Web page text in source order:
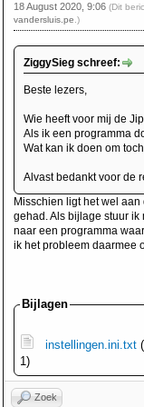
18 August 2020, 9:06 (Dit
vandersluis.pe .)
ZiggySieg schreef:
Beste lezers,
Wie heeft voor mij de
Als ik een programma
Wat kan ik doen om
Alvast bedankt voor de
Misschien ligt het wel
gehad. Als bijlage stuur
naar een programma
ik het probleem daarmee
Bijlagen
instellingen.ini.txt
1)
Zoek